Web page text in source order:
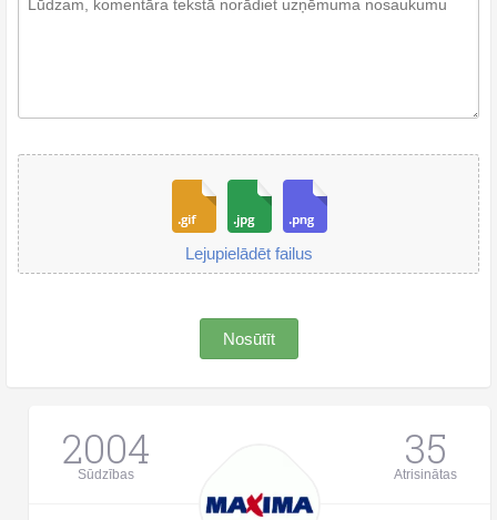
Lejupielādēt failus
Nosūtīt
2004
Sūdzības 35
Atrisinātas